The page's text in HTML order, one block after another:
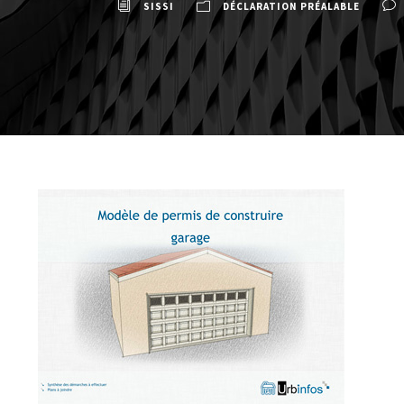
SISSI DÉCLARATION PRÉALABLE